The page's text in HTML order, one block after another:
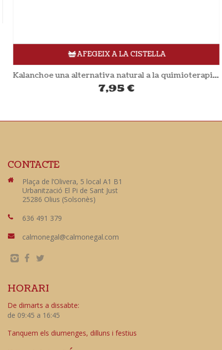
AFEGEIX A LA CISTELLA
Kalanchoe una alternativa natural a la quimioterapia (Llibre)
7,95€
CONTACTE
Plaça de l’Olivera, 5 local A1 B1
Urbanització El Pi de Sant Just
25286 Olius (Solsonès)
636 491 379
calmonegal@calmonegal.com
HORARI
De dimarts a dissabte:
de 09:45 a 16:45
Tanquem els diumenges, dilluns i festius